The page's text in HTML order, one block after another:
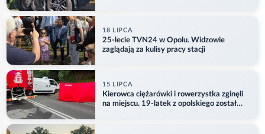
18 LIPCA
25-lecie TVN24 w Opolu. Widzowie
zaglądają za kulisy pracy stacji
15 LIPCA
Kierowca ciężarówki i rowerzystka zginęli
na miejscu. 19-latek z opolskiego został